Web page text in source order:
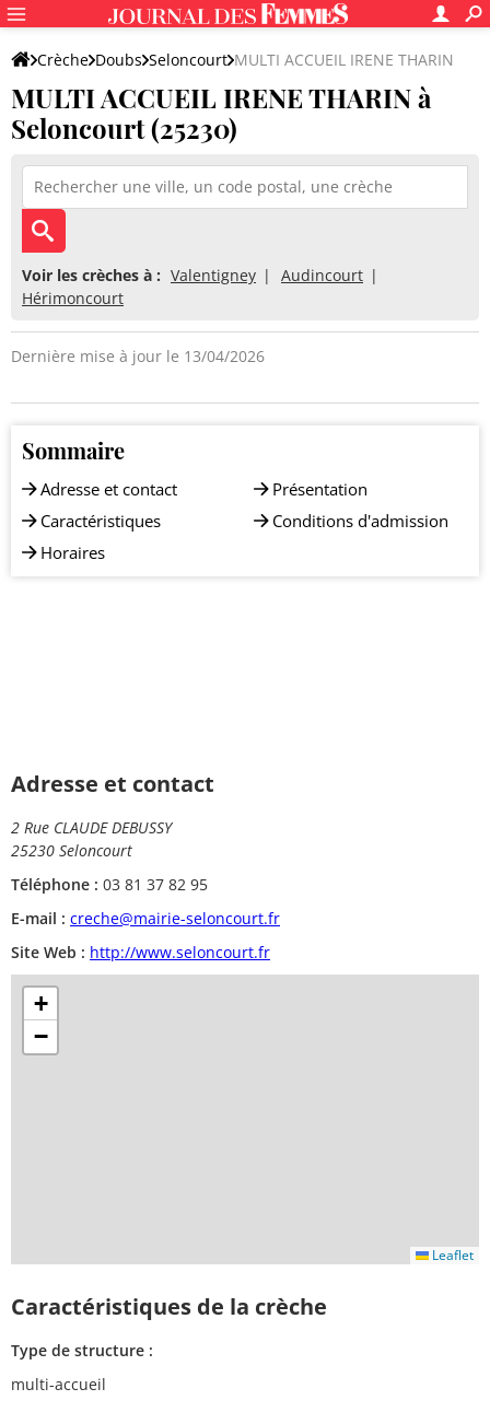
Crèche Doubs Seloncourt MULTI ACCUEIL IRENE THARIN
MULTI ACCUEIL IRENE THARIN à
Seloncourt (25230)
Voir les crèches à : Valentigney
Audincourt
Hérimoncourt
Dernière mise à jour le 13/04/2026
Sommaire
Adresse et contact
Caractéristiques
Horaires
Présentation
Conditions d'admission
Adresse et contact
2 Rue CLAUDE DEBUSSY
25230 Seloncourt
Téléphone : 03 81 37 82 95
E-mail : creche@mairie-seloncourt.fr
Site Web : http://www.seloncourt.fr
+
−
Leaflet
Caractéristiques de la crèche
Type de structure :
multi-accueil